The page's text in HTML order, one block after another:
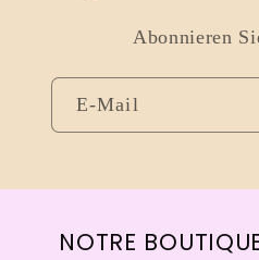
Abonnieren
E-Mail
NOTRE